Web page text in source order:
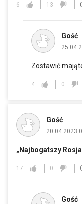
6 13
Gość
Zostawić
4 0
Gość
20.04.2023
„Najbogatszy
17 0
Gość